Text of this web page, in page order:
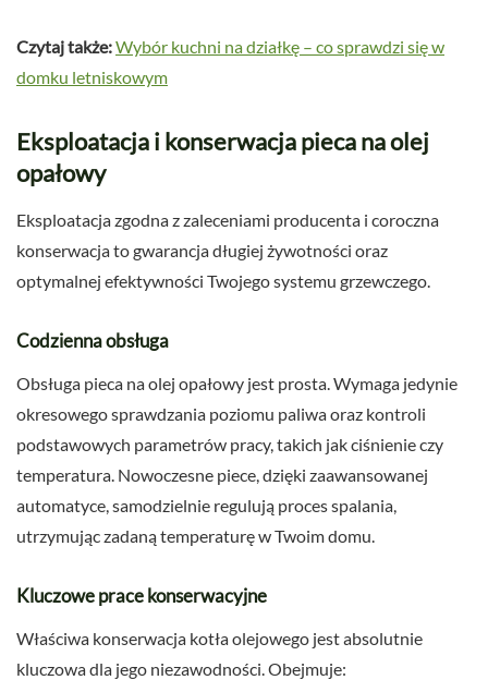
Czytaj także:Wybór kuchni na działkę – co sprawdzi się w
domku letniskowym
Eksploatacja i konserwacja pieca na olej
opałowy
Eksploatacja zgodna z zaleceniami producenta i coroczna
konserwacja to gwarancja długiej żywotności oraz
optymalnej efektywności Twojego systemu grzewczego.
Codzienna obsługa
Obsługa pieca na olej opałowy jest prosta. Wymaga jedynie
okresowego sprawdzania poziomu paliwa oraz kontroli
podstawowych parametrów pracy, takich jak ciśnienie czy
temperatura. Nowoczesne piece, dzięki zaawansowanej
automatyce, samodzielnie regulują proces spalania,
utrzymując zadaną temperaturę w Twoim domu.
Kluczowe prace konserwacyjne
Właściwa konserwacja kotła olejowego jest absolutnie
kluczowa dla jego niezawodności. Obejmuje: